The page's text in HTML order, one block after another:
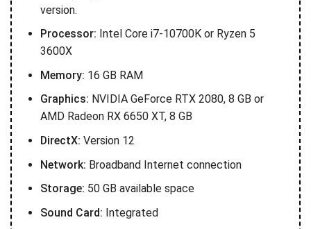
version.
Processor: Intel Core i7-10700K or Ryzen 5
3600X
Memory: 16 GB RAM
Graphics: NVIDIA GeForce RTX 2080, 8 GB or
AMD Radeon RX 6650 XT, 8 GB
DirectX: Version 12
Network: Broadband Internet connection
Storage: 50 GB available space
Sound Card: Integrated